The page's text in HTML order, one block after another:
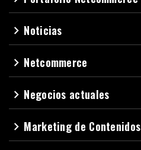
navigate_next Noticias
navigate_next Netcommerce
navigate_next Negocios actuales
navigate_next Marketing de Contenidos